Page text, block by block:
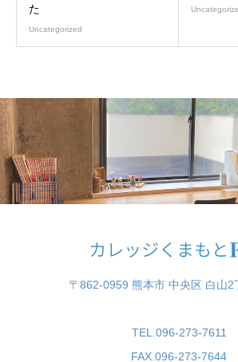
た
Uncategorized
〒862-0959 熊本市 中央区 白山2
TEL.096-273-7611
FAX.096-273-7644